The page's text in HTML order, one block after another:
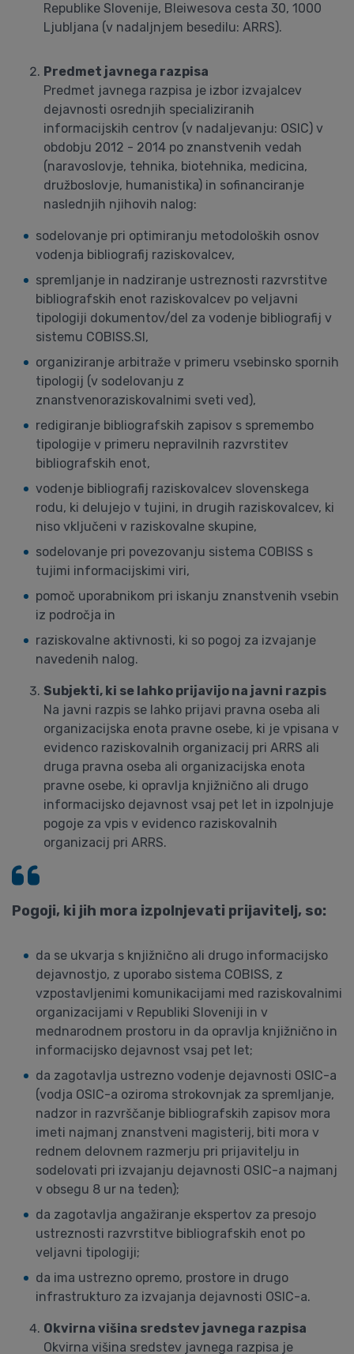
Republike Slovenije, Bleiwesova cesta 30, 1000
Ljubljana (v nadaljnjem besedilu: ARRS).
Predmet javnega razpisa
Predmet javnega razpisa je izbor izvajalcev
dejavnosti osrednjih specializiranih
informacijskih centrov (v nadaljevanju: OSIC) v
obdobju 2012 - 2014 po znanstvenih vedah
(naravoslovje, tehnika, biotehnika, medicina,
družboslovje, humanistika) in sofinanciranje
naslednjih njihovih nalog:
sodelovanje pri optimiranju metodoloških osnov
vodenja bibliografij raziskovalcev,
spremljanje in nadziranje ustreznosti razvrstitve
bibliografskih enot raziskovalcev po veljavni
tipologiji dokumentov/del za vodenje bibliografij v
sistemu COBISS.SI,
organiziranje arbitraže v primeru vsebinsko spornih
tipologij (v sodelovanju z
znanstvenoraziskovalnimi sveti ved),
redigiranje bibliografskih zapisov s spremembo
tipologije v primeru nepravilnih razvrstitev
bibliografskih enot,
vodenje bibliografij raziskovalcev slovenskega
rodu, ki delujejo v tujini, in drugih raziskovalcev, ki
niso vključeni v raziskovalne skupine,
sodelovanje pri povezovanju sistema COBISS s
tujimi informacijskimi viri,
pomoč uporabnikom pri iskanju znanstvenih vsebin
iz področja in
raziskovalne aktivnosti, ki so pogoj za izvajanje
navedenih nalog.
Subjekti, ki se lahko prijavijo na javni razpis
Na javni razpis se lahko prijavi pravna oseba ali
organizacijska enota pravne osebe, ki je vpisana v
evidenco raziskovalnih organizacij pri ARRS ali
druga pravna oseba ali organizacijska enota
pravne osebe, ki opravlja knjižnično ali drugo
informacijsko dejavnost vsaj pet let in izpolnjuje
pogoje za vpis v evidenco raziskovalnih
organizacij pri ARRS.
Pogoji, ki jih mora izpolnjevati prijavitelj, so:
da se ukvarja s knjižnično ali drugo informacijsko
dejavnostjo, z uporabo sistema COBISS, z
vzpostavljenimi komunikacijami med raziskovalnimi
organizacijami v Republiki Sloveniji in v
mednarodnem prostoru in da opravlja knjižnično in
informacijsko dejavnost vsaj pet let;
da zagotavlja ustrezno vodenje dejavnosti OSIC-a
(vodja OSIC-a oziroma strokovnjak za spremljanje,
nadzor in razvrščanje bibliografskih zapisov mora
imeti najmanj znanstveni magisterij, biti mora v
rednem delovnem razmerju pri prijavitelju in
sodelovati pri izvajanju dejavnosti OSIC-a najmanj
v obsegu 8 ur na teden);
da zagotavlja angažiranje ekspertov za presojo
ustreznosti razvrstitve bibliografskih enot po
veljavni tipologiji;
da ima ustrezno opremo, prostore in drugo
infrastrukturo za izvajanja dejavnosti OSIC-a.
Okvirna višina sredstev javnega razpisa
Okvirna višina sredstev javnega razpisa je